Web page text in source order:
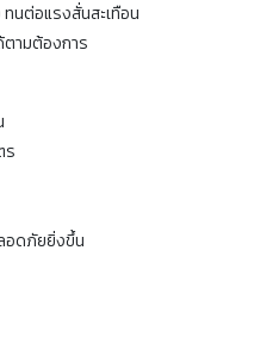
นต่อแรงสั่นสะเทือน
ตามต้องการ
ร
อดภัยยิ่งขึ้น